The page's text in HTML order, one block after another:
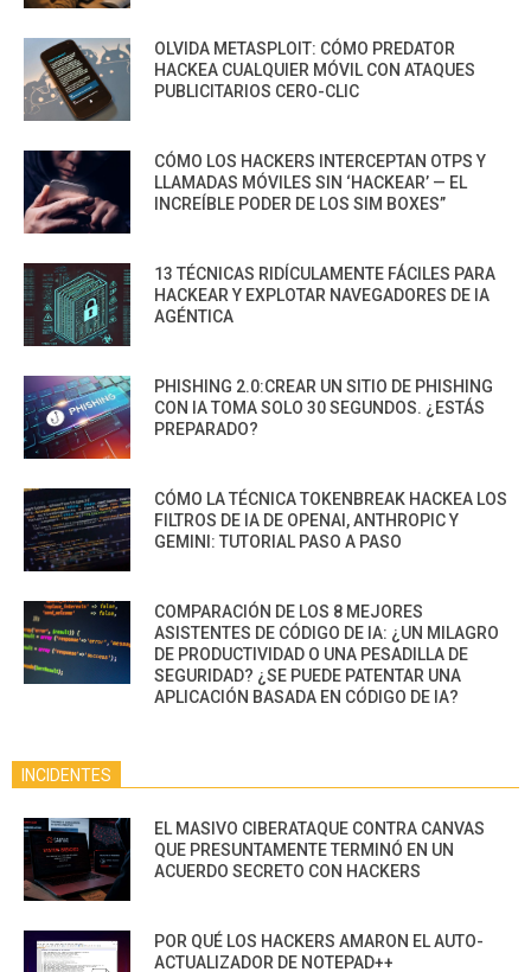
OLVIDA METASPLOIT: CÓMO PREDATOR
HACKEA CUALQUIER MÓVIL CON ATAQUES
PUBLICITARIOS CERO-CLIC
CÓMO LOS HACKERS INTERCEPTAN OTPS Y
LLAMADAS MÓVILES SIN ‘HACKEAR’ — EL
INCREÍBLE PODER DE LOS SIM BOXES”
13 TÉCNICAS RIDÍCULAMENTE FÁCILES PARA
HACKEAR Y EXPLOTAR NAVEGADORES DE IA
AGÉNTICA
PHISHING 2.0:CREAR UN SITIO DE PHISHING
CON IA TOMA SOLO 30 SEGUNDOS. ¿ESTÁS
PREPARADO?
CÓMO LA TÉCNICA TOKENBREAK HACKEA LOS
FILTROS DE IA DE OPENAI, ANTHROPIC Y
GEMINI: TUTORIAL PASO A PASO
COMPARACIÓN DE LOS 8 MEJORES
ASISTENTES DE CÓDIGO DE IA: ¿UN MILAGRO
DE PRODUCTIVIDAD O UNA PESADILLA DE
SEGURIDAD? ¿SE PUEDE PATENTAR UNA
APLICACIÓN BASADA EN CÓDIGO DE IA?
INCIDENTES
EL MASIVO CIBERATAQUE CONTRA CANVAS
QUE PRESUNTAMENTE TERMINÓ EN UN
ACUERDO SECRETO CON HACKERS
POR QUÉ LOS HACKERS AMARON EL AUTO-
ACTUALIZADOR DE NOTEPAD++